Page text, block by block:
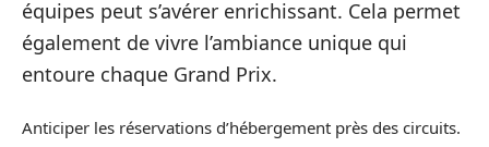
équipes peut s’avérer enrichissant. Cela permet
également de vivre l’ambiance unique qui
entoure chaque Grand Prix.
Anticiper les réservations d’hébergement près des circuits.